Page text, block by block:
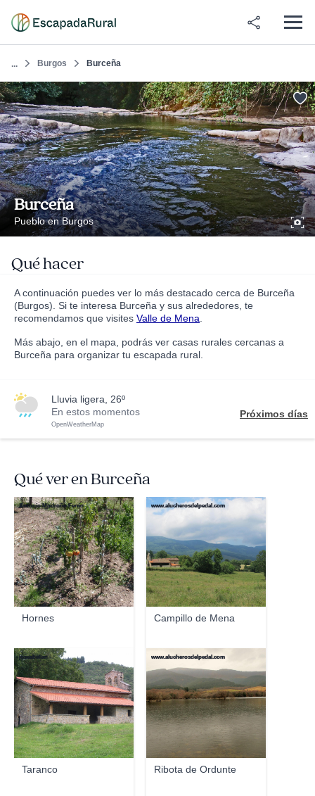
... Burgos Burceña
Burceña
Pueblo en Burgos
Qué hacer
A continuación puedes ver lo más destacado cerca de Burceña
(Burgos). Si te interesa Burceña y sus alrededores, te
recomendamos que visites Valle de Mena
Más abajo, en el mapa, podrás ver casas rurales cercanas a
Burceña para organizar tu escapada rural.
lluvia ligera, 26º
En estos momentos
OpenWeatherMap
Próximos días
Qué ver en Burceña
Hornes
Antonio Modroño Ferrin
Campillo de Mena
www.alucherosdelpedal.com
Taranco
joseabellan
Ribota de Ordunte
www.alucherosdelpedal.com